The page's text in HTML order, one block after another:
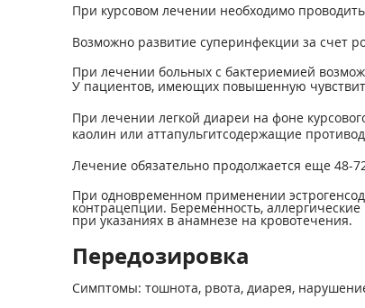
При курсовом лечении необходимо
Возможно развитие суперинфекции за счет
При лечении больных с бактериемией
У пациентов, имеющих повышенную
При лечении легкой диареи на фоне
каолин или аттапульгитсодержащие
Лечение обязательно продолжается еще 48-
При одновременном применении
контрацепции. Беременность,
при указаниях в анамнезе на кровотечения.
Передозировка
Симптомы: тошнота, рвота, диарея,